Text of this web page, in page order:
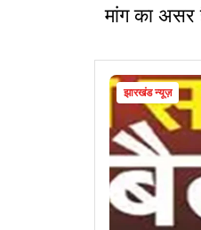
मांग का असर
झारखंड न्यूज़